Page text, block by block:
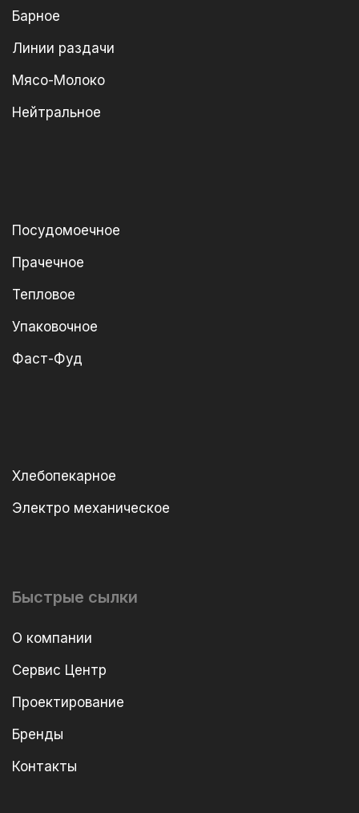
Барное
Линии раздачи
Мясо-Молоко
Нейтральное
Посудомоечное
Прачечное
Тепловое
Упаковочное
Фаст-Фуд
Хлебопекарное
Электро механическое
Быстрые сылки
О компании
Сервис Центр
Проектирование
Бренды
Контакты